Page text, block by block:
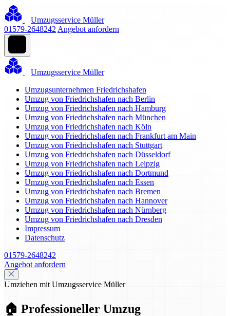
Umzugsservice Müller
01579-2648242 Angebot anfordern
Umzugsservice Müller
Umzugsunternehmen Friedrichshafen
Umzug von Friedrichshafen nach Berlin
Umzug von Friedrichshafen nach Hamburg
Umzug von Friedrichshafen nach München
Umzug von Friedrichshafen nach Köln
Umzug von Friedrichshafen nach Frankfurt am Main
Umzug von Friedrichshafen nach Stuttgart
Umzug von Friedrichshafen nach Düsseldorf
Umzug von Friedrichshafen nach Leipzig
Umzug von Friedrichshafen nach Dortmund
Umzug von Friedrichshafen nach Essen
Umzug von Friedrichshafen nach Bremen
Umzug von Friedrichshafen nach Hannover
Umzug von Friedrichshafen nach Nürnberg
Umzug von Friedrichshafen nach Dresden
Impressum
Datenschutz
01579-2648242
Angebot anfordern
Umziehen mit Umzugsservice Müller
🏠 Professioneller Umzug